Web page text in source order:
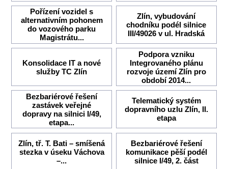
Pořízení vozidel s
alternativním pohonem
do vozového parku
Magistrátu...
Zlín, vybudování
chodníku podél silnice
III/49026 v ul. Hradská
Konsolidace IT a nové
služby TC Zlín
Podpora vzniku
Integrovaného plánu
rozvoje území Zlín pro
období 2014...
Bezbariérové řešení
zastávek veřejné
dopravy na silnici I/49,
etapa...
Telematický systém
dopravního uzlu Zlín, II.
etapa
Zlín, tř. T. Bati – smíšená
stezka v úseku Váchova
–...
Bezbariérové řešení
komunikace pěší podél
silnice I/49, 2. část